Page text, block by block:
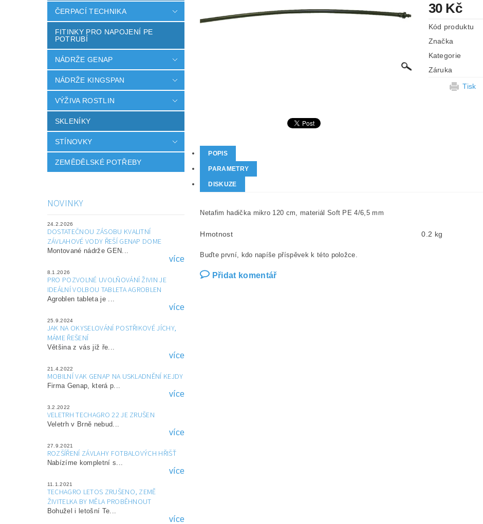
ČERPACÍ TECHNIKA
FITINKY PRO NAPOJENÍ PE
POTRUBÍ
NÁDRŽE GENAP
NÁDRŽE KINGSPAN
VÝŽIVA ROSTLIN
SKLENÍKY
STÍNOVKY
ZEMĚDĚLSKÉ POTŘEBY
NOVINKY
24.2.2026
DOSTATEČNOU ZÁSOBU KVALITNÍ
ZÁVLAHOVÉ VODY ŘEŠÍ GENAP DOME
Montované nádrže GEN...
více
8.1.2026
PRO POZVOLNÉ UVOLŇOVÁNÍ ŽIVIN JE
IDEÁLNÍ VOLBOU TABLETA AGROBLEN
Agroblen tableta je ...
více
25.9.2024
JAK NA OKYSELOVÁNÍ POSTŘIKOVÉ JÍCHY,
MÁME ŘEŠENÍ
Většina z vás již ře...
více
21.4.2022
MOBILNÍ VAK GENAP NA USKLADNĚNÍ KEJDY
Firma Genap, která p...
více
3.2.2022
VELETRH TECHAGRO 22 JE ZRUŠEN
Veletrh v Brně nebud...
více
27.9.2021
ROZŠÍŘENÍ ZÁVLAHY FOTBALOVÝCH HŘIŠŤ
Nabízíme kompletní s...
více
11.1.2021
TECHAGRO LETOS ZRUŠENO, ZEMĚ
ŽIVITELKA BY MĚLA PROBĚHNOUT
Bohužel i letošní Te...
více
30 Kč
Kód produktu
Značka
Kategorie
Záruka
Tisk
POPIS
PARAMETRY
DISKUZE
Netafim hadička mikro 120 cm, materiál Soft PE 4/6,5 mm
Hmotnost 0.2 kg
Buďte první, kdo napíše příspěvek k této položce.
Přidat komentář